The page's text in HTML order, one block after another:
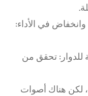
في الأداء:
للدوار: تحقق من
لكن هناك أصوات